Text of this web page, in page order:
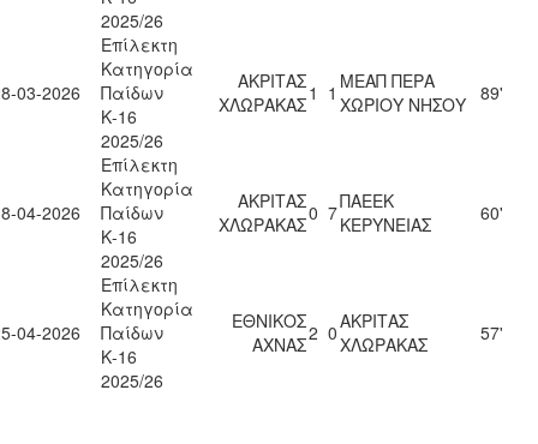
2025/26
03-2026
Επίλεκτη
Κατηγορία
Παίδων
Κ-16
2025/26
ΑΚΡΙΤΑΣ
ΧΛΩΡΑΚΑΣ1 1 ΜΕΑΠ ΠΕΡΑ
ΧΩΡΙΟΥ ΝΗΣΟΥ 89'
04-2026
Επίλεκτη
Κατηγορία
Παίδων
Κ-16
2025/26
ΑΚΡΙΤΑΣ
ΧΛΩΡΑΚΑΣ0 7ΠΑΕΕΚ
ΚΕΡΥΝΕΙΑΣ
60'
04-2026
Επίλεκτη
Κατηγορία
Παίδων
Κ-16
2025/26
ΕΘΝΙΚΟΣ
ΑΧΝΑΣ2 0ΑΚΡΙΤΑΣ
ΧΛΩΡΑΚΑΣ
57'